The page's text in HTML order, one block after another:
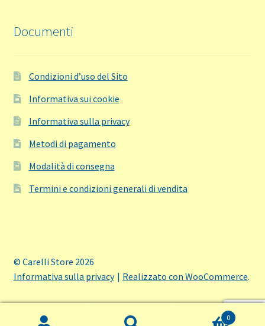
Documenti
Condizioni d’uso del Sito
Informativa sui cookie
Informativa sulla privacy
Metodi di pagamento
Modalità di consegna
Termini e condizioni generali di vendita
© Carelli Store 2026
Informativa sulla privacy
Realizzato con WooCommerce.
0